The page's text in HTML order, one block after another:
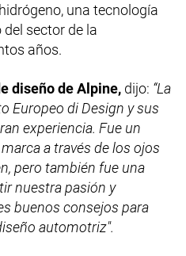
una tecnología
sector de la
años.
diseño de Alpine, dijo: “La
Europeo di Design y sus
experiencia. Fue un
a través de los ojos
pero también fue una
nuestra pasión y
buenos consejos para
automotriz".